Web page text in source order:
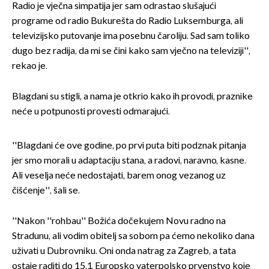
Radio je vječna simpatija jer sam odrastao slušajući
programe od radio Bukurešta do Radio Luksemburga, ali
televizijsko putovanje ima posebnu čaroliju. Sad sam toliko
dugo bez radija, da mi se čini kako sam vječno na televiziji'',
rekao je.
Blagdani su stigli, a nama je otkrio kako ih provodi, praznike
neće u potpunosti provesti odmarajući.
''Blagdani će ove godine, po prvi puta biti podznak pitanja
jer smo morali u adaptaciju stana, a radovi, naravno, kasne.
Ali veselja neće nedostajati, barem onog vezanog uz
čišćenje'', šali se.
''Nakon ''rohbau'' Božića dočekujem Novu radno na
Stradunu, ali vodim obitelj sa sobom pa ćemo nekoliko dana
uživati u Dubrovniku. Oni onda natrag za Zagreb, a tata
ostaje raditi do 15.1. Europsko vaterpolsko prvenstvo koje